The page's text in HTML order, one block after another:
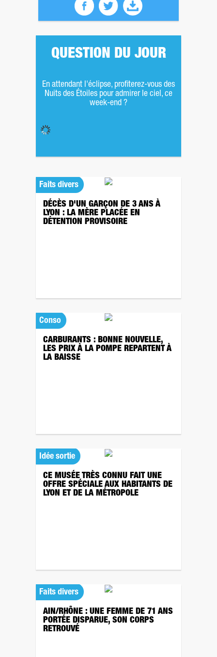
QUESTION DU JOUR
En attendant l'éclipse, profiterez-vous des
Nuits des Étoiles pour admirer le ciel, ce
week-end ?
Faits divers
DÉCÈS D'UN GARÇON DE 3 ANS À
LYON : LA MÈRE PLACÉE EN
DÉTENTION PROVISOIRE
Conso
CARBURANTS : BONNE NOUVELLE,
LES PRIX À LA POMPE REPARTENT À
LA BAISSE
Idée sortie
CE MUSÉE TRÈS CONNU FAIT UNE
OFFRE SPÉCIALE AUX HABITANTS DE
LYON ET DE LA MÉTROPOLE
Faits divers
AIN/RHÔNE : UNE FEMME DE 71 ANS
PORTÉE DISPARUE, SON CORPS
RETROUVÉ